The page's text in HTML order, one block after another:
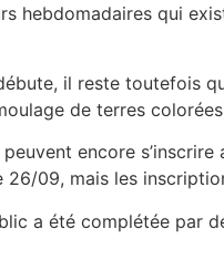
hebdomadaires qui
il reste toutefois
de terres
peuvent encore
26/09, mais les
a été complétée par